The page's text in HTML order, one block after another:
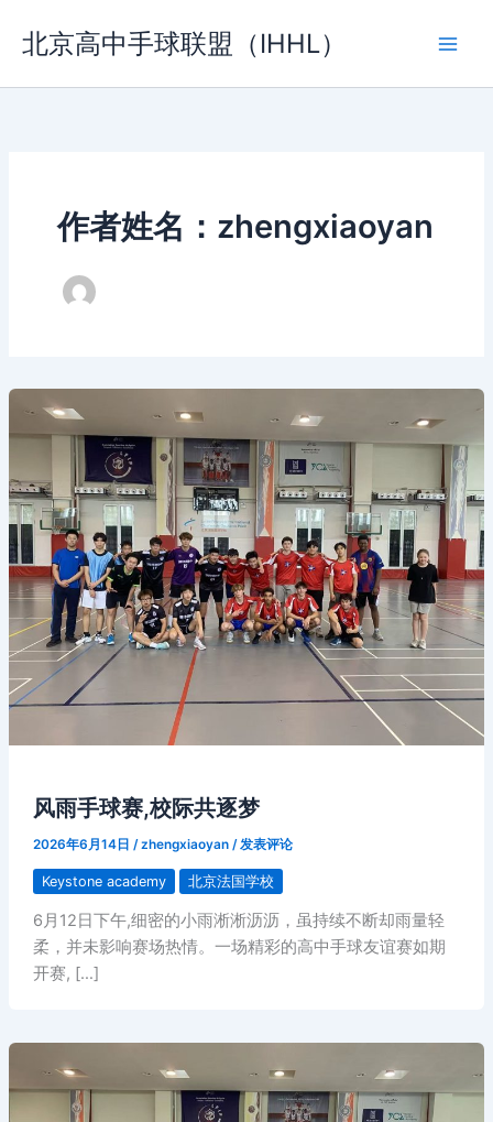
容
北京高中手球联盟（IHHL）
作者姓名：zhengxiaoyan
风雨手球赛,校际共逐梦
2026年6月14日 /zhengxiaoyan /发表评论
Keystone academy 北京法国学校
6月12日下午,细密的小雨淅淅沥沥，虽持续不断却雨量轻
柔，并未影响赛场热情。一场精彩的高中手球友谊赛如期
开赛, […]